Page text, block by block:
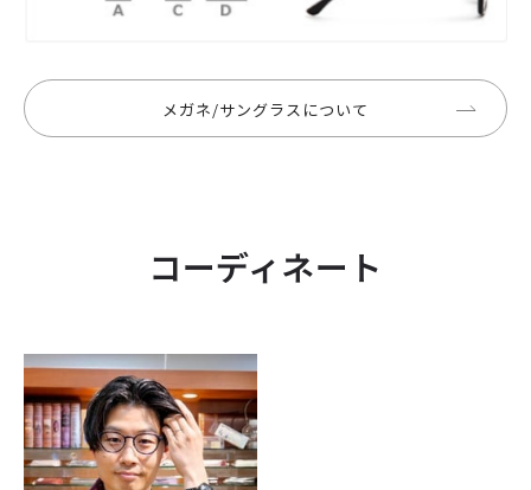
メガネ/サングラスについて
コーディネート